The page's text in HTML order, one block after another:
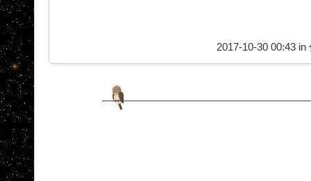
2017-10-30 00:43 in